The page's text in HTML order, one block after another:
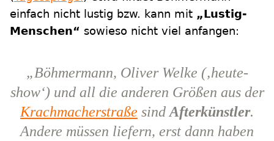
einfach nicht lustig bzw. kann mit „Lustig-
Menschen“ sowieso nicht viel anfangen:
„Böhmermann, Oliver Welke (‚heute-
show‘) und all die anderen Größen aus der
Krachmacherstraße sindAfterkünstler.
Andere müssen liefern, erst dann haben